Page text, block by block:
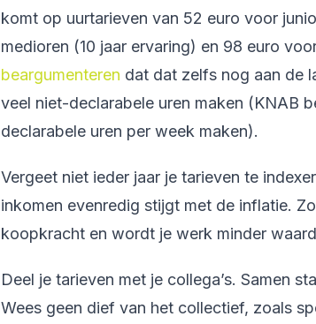
komt op uurtarieven van 52 euro voor
medioren (10 jaar ervaring) en 98 euro
beargumenteren dat dat zelfs nog aan de
veel niet-declarabele uren maken (KNAB
declarabele uren per week maken).
Vergeet niet ieder jaar je tarieven te
inkomen evenredig stijgt met de inflatie.
koopkracht en wordt je werk minder
Deel je tarieven met je collega’s. Samen
Wees geen dief van het collectief, zoals